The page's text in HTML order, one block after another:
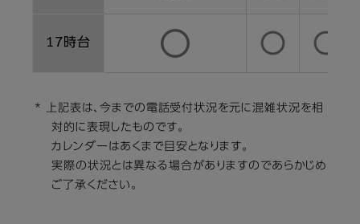
17時台
* 上記表は、今までの電話受付状況を元に混雑状況を相
対的に表現したものです。
カレンダーはあくまで目安となります。
実際の状況とは異なる場合がありますのであらかじめ
ご了承ください。